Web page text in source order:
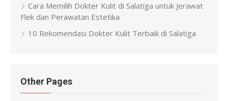
Cara Memilih Dokter Kulit di Salatiga untuk Jerawat
Flek dan Perawatan Estetika
10 Rekomendasi Dokter Kulit Terbaik di Salatiga
Other Pages